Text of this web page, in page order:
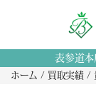
表参道本
ホーム 買取実績